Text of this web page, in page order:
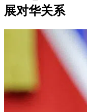
展对华关系